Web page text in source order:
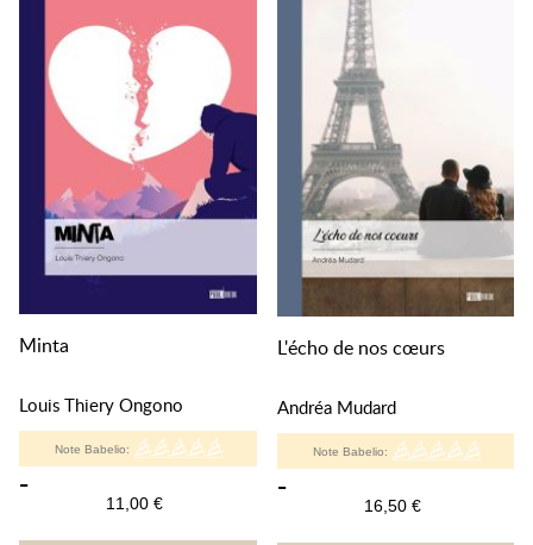
Minta
Louis Thiery Ongono
Note Babelio:
-
11,00 €
L'écho de nos cœurs
Andréa Mudard
Note Babelio:
-
16,50 €